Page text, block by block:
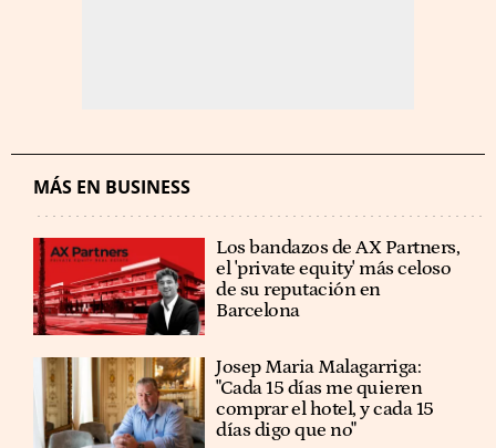
MÁS EN BUSINESS
Los bandazos de AX Partners,
el 'private equity' más celoso
de su reputación en
Barcelona
​​Josep Maria Malagarriga:
"Cada 15 días me quieren
comprar el hotel, y cada 15
días digo que no"